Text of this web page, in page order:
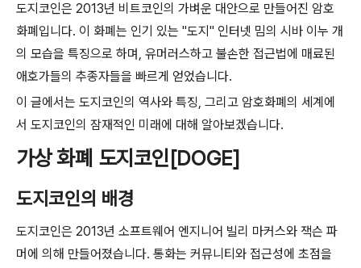
도지코인은 2013년 비트코인의 가벼운 대안으로 만들어진 암호
화폐입니다. 이 화폐는 인기 있는 "도지" 인터넷 밈의 시바 이누 개
의 모습을 특징으로 하며, 유머러스하고 불손한 접근법에 매료된
애호가들의 추종자들을 빠르게 얻었습니다.
이 글에서는 도지코인의 역사와 특징, 그리고 암호화폐의 세계에
서 도지코인의 잠재적인 미래에 대해 알아보겠습니다.
가상 화폐 도지코인[DOGE]
도지코인의 배경
도지코인은 2013년 소프트웨어 엔지니어 빌리 마커스와 잭슨 파
머에 의해 만들어졌습니다. 통화는 커뮤니티와 접근성에 초점을